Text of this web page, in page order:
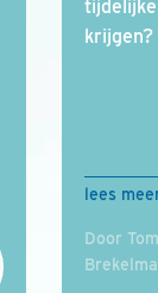
krijgen?
lees
Door Tom